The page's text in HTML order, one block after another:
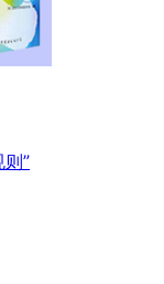
”